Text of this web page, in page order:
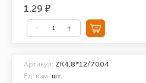
1.29 ₽
Артикул: ZK4,8*12/7004
Ед. изм. шт.